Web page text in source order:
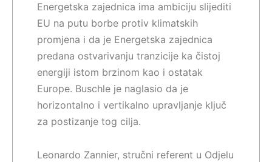
Energetska zajednica ima ambiciju slijediti
EU na putu borbe protiv klimatskih
promjena i da je Energetska zajednica
predana ostvarivanju tranzicije ka čistoj
energiji istom brzinom kao i ostatak
Europe. Buschle je naglasio da je
horizontalno i vertikalno upravljanje ključ
za postizanje tog cilja.
Leonardo Zannier, stručni referent u Odjelu